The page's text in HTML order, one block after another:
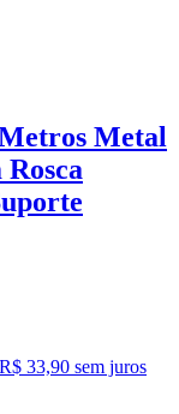
Metal
R$ 33,90 sem juros